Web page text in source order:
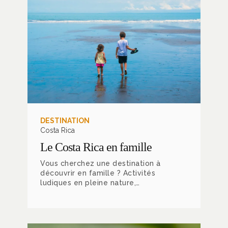
DESTINATION
Costa Rica
Le Costa Rica en famille
Vous cherchez une destination à
découvrir en famille ? Activités
ludiques en pleine nature,